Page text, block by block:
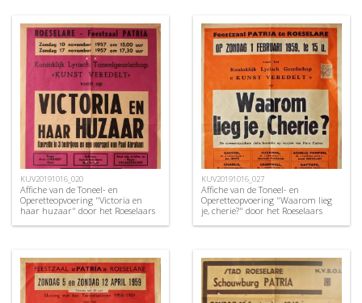
KUV20191016_020
Affiche van de Toneel- en
Operetteopvoering "Victoria en
haar huzaar" door het Roeselaars
KUV20191016_027
Affiche van de Toneel- en
Operetteopvoering "Waarom lieg
je, cherie?" door het Roeselaars